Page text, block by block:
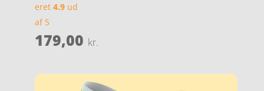
eret 4.9ud
af 5
179,00 kr.